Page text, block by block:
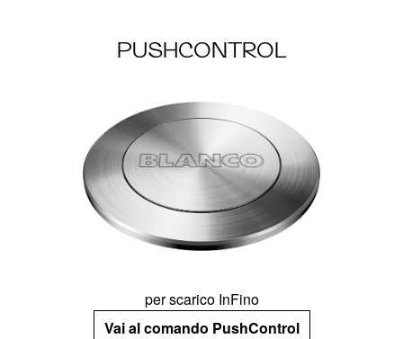
PUSHCONTROL
per scarico InFino
Vai al comando PushControl